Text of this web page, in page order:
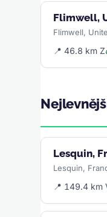
Flimwell,
Flimwell,
📍 46.8 km Z
Lesquin,
Lesquin,
📍 149.4 km